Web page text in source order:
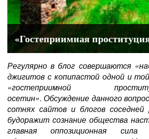
«Гостеприимная
Регулярно в блог совершаются
джигитов с копипастой одной и
«гостеприимной
осетин». Обсуждение данного
сотнях сайтов и блогов соседней
будоражит сознание общества
главная оппозиционная